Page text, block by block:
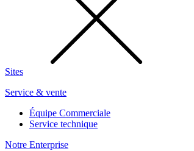
Sites
Service & vente
Équipe Commerciale
Service technique
Notre Enterprise